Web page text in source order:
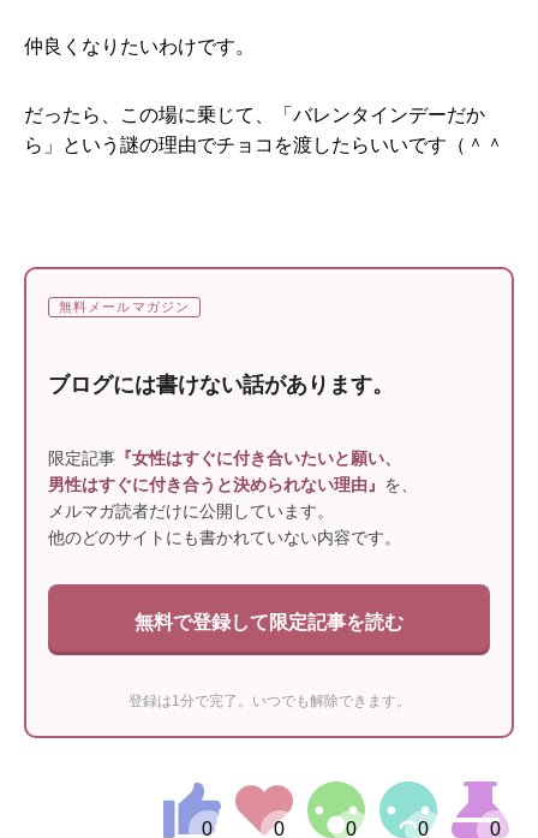
仲良くなりたいわけです。
だったら、この場に乗じて、「バレンタインデーだか
ら」という謎の理由でチョコを渡したらいいです（＾＾
無料メールマガジン
ブログには書けない話があります。
限定記事 『女性はすぐに付き合いたいと願い、
男性はすぐに付き合うと決められない理由』 を、
メルマガ読者だけに公開しています。
他のどのサイトにも書かれていない内容です。
無料で登録して限定記事を読む
登録は1分で完了。いつでも解除できます。